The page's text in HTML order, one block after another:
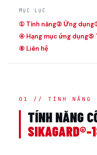
MỤC LỤC
① Tính năng② Ứng dụng
④ Hạng mục ứng dụng⑤
⑧ Liên hệ
01 // TÍNH NĂNG
TÍNH NĂNG
SIKAGARD®-